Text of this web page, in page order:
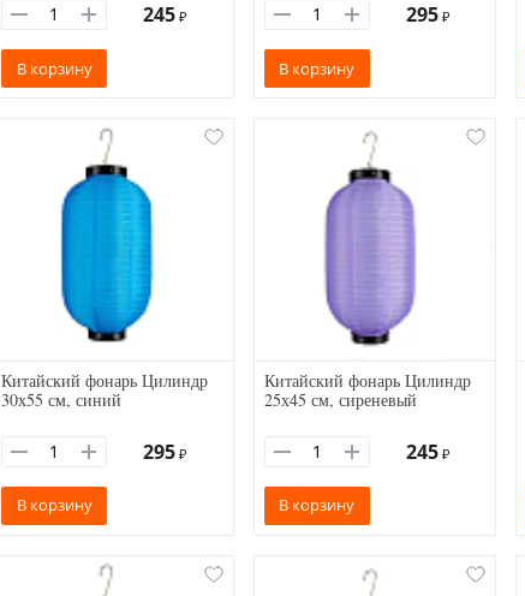
245 ₽
В корзину
295 ₽
В корзину
Китайский фонарь Цилиндр
30х55 см, синий
295 ₽
В корзину
Китайский фонарь Цилиндр
25х45 см, сиреневый
245 ₽
В корзину